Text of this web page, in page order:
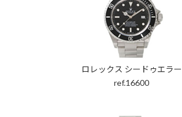
ロレックス シードゥエラー
ref.16600